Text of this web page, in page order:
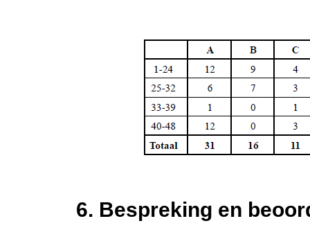
6. Bespreking en